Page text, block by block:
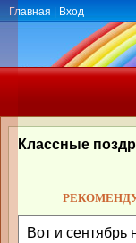
Главная Вход
Классные
Вот и сентябрь